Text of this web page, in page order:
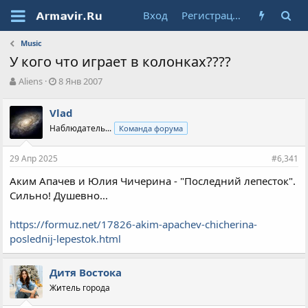
Вход Регистрация
Music
У кого что играет в колонках????
А
т
о
р
т
е
ы
Aliens
Д
а
н
л
а
8 Янв 2007
Vlad
Наблюдатель... Команда форума
29 Апр 2025 #6,341
Аким Апачев и Юлия Чичерина - "Последний лепесток".
Сильно! Душевно...
https://formuz.net/17826-akim-apachev-chicherina-
poslednij-lepestok.html
Дитя Востока
Житель города